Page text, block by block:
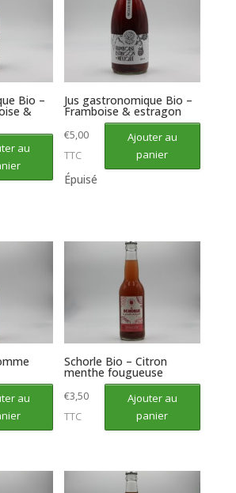
Bio –
&
au
Jus gastronomique Bio –
Framboise & estragon
€5,00
TTC
Ajouter au
panier
Épuisé
au
Schorle Bio – Citron
menthe fougueuse
€3,50
TTC
Ajouter au
panier